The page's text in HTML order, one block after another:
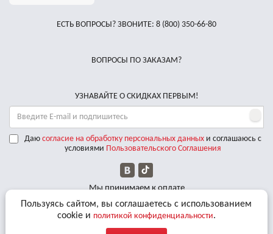
ЕСТЬ ВОПРОСЫ? ЗВОНИТЕ: 8 (800) 350-66-80
ВОПРОСЫ ПО ЗАКАЗАМ?
УЗНАВАЙТЕ О СКИДКАХ ПЕРВЫМ!
Даю согласие на обработку персональных данныхи соглашаюсь с
условиями Пользовательского Соглашения
Мы принимаем к оплате
Доставляем по РФ курьерскими службами
Пользуясь сайтом, вы соглашаетесь с использованием
cookie и политикой конфиденциальности.